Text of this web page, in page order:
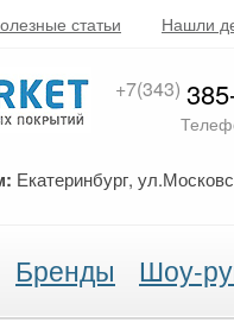
статьи Нашли
+7(343)
Екатеринбург,
Бренды Шоу-